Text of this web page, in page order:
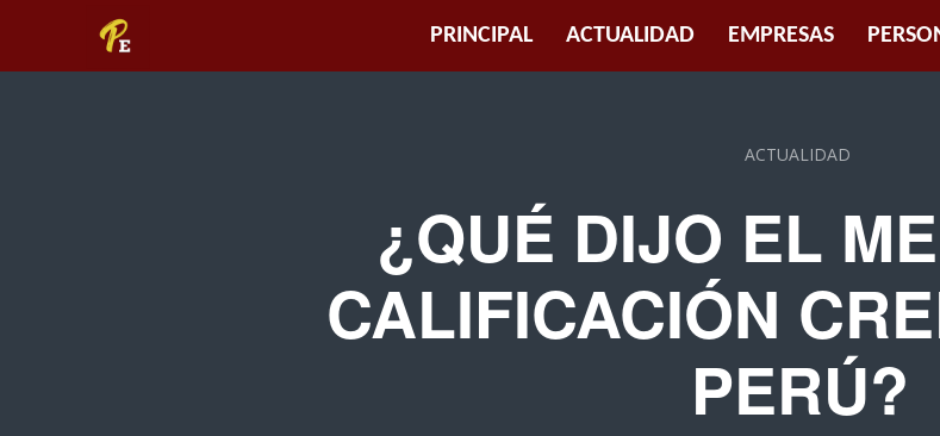
PRINCIPAL ACTUALIDAD EMPRESAS
ACTUALIDAD
¿QUÉ DIJO EL
CALIFICACIÓN
PERÚ?